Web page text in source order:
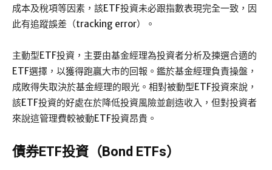
成本及稅項等因素，該ETF投資未必跟指數表現完全一致，因
此有追蹤誤差（tracking error）。
主動型ETF投資，主要由基金經理為投資者分析及揀選合適的
ETF選擇，以獲得跑贏大市的回報。鑑於基金經理負責操盤，
成敗得失取決於基金經理的眼光。相對被動型ETF投資來說，
該ETF投資的好處在於降低投資風險並創造收入，但對投資者
來說這管理費較被動ETF投資昂貴。
債券ETF投資（Bond ETFs）